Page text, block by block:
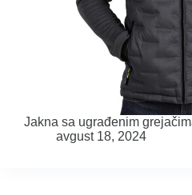
Jakna sa ugrađenim
avgust 18, 2024